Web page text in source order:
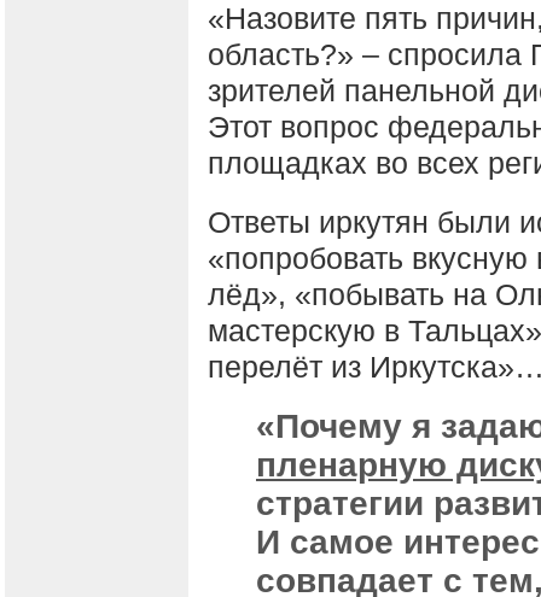
«Назовите пять
область?» – спросила
зрителей панельной
Этот вопрос
площадках во всех
Ответы иркутян были
«попробовать вкусную
лёд», «побывать на
мастерскую в
перелёт из
«Почему я
пленарную
стратегии
И самое
совпадает с